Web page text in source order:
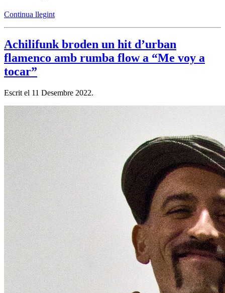
Continua llegint
Achilifunk broden un hit d’urban
flamenco amb rumba flow a “Me voy a
tocar”
Escrit el 11 Desembre 2022.